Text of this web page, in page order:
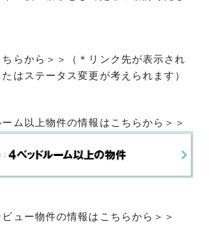
らから＞＞（＊リンク先が表示され
はステータス変更が考えられます）
ム以上物件の情報はこちらから＞＞
ュー物件の情報はこちらから＞＞